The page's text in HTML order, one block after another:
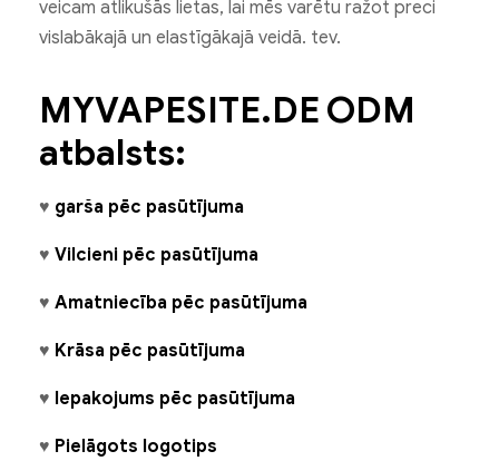
veicam atlikušās lietas, lai mēs varētu ražot preci
vislabākajā un elastīgākajā veidā. tev.
MYVAPESITE.DE ODM
atbalsts:
♥ garša pēc pasūtījuma
♥ Vilcieni pēc pasūtījuma
♥ Amatniecība pēc pasūtījuma
♥ Krāsa pēc pasūtījuma
♥ Iepakojums pēc pasūtījuma
♥ Pielāgots logotips